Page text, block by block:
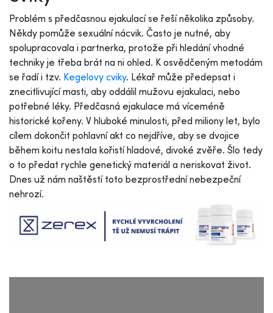
Problém s předčasnou ejakulací se řeší několika způsoby.
Někdy pomůže sexuální nácvik. Často je nutné, aby
spolupracovala i partnerka, protože při hledání vhodné
techniky je třeba brát na ni ohled. K osvědčeným metodám
se řadí i tzv. Kegelovy cviky. Lékař může předepsat i
znecitlivující masti, aby oddálil mužovu ejakulaci, nebo
potřebné léky. Předčasná ejakulace má víceméně
historické kořeny. V hluboké minulosti, před miliony let, bylo
cílem dokončit pohlavní akt co nejdříve, aby se dvojice
během koitu nestala kořistí hladové, divoké zvěře. Šlo tedy
o to předat rychle genetický materiál a neriskovat život.
Dnes už nám naštěstí toto bezprostřední nebezpeční
nehrozí.